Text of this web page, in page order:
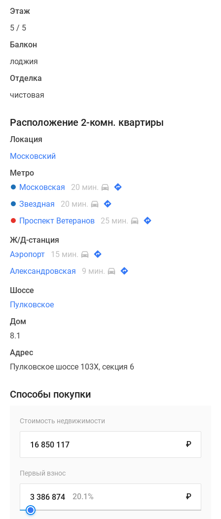
Этаж
5 / 5
Балкон
лоджия
Отделка
чистовая
Расположение 2-комн. квартиры
Локация
Московский
Метро
Московская
20 мин.
Звездная
20 мин.
Проспект Ветеранов
25 мин.
Ж/Д-станция
Аэропорт
15 мин.
Александровская
9 мин.
Шоссе
Пулковское
Дом
8.1
Адрес
Пулковское шоссе 103Х, секция 6
Способы покупки
Стоимость недвижимости
₽
Первый взнос
₽
20.1%